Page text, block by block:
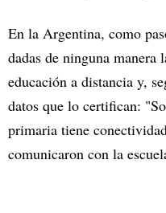
En la Argentina, como
dadas de ninguna manera
educación a distancia y,
datos que lo certifican:
primaria tiene
comunicaron con la